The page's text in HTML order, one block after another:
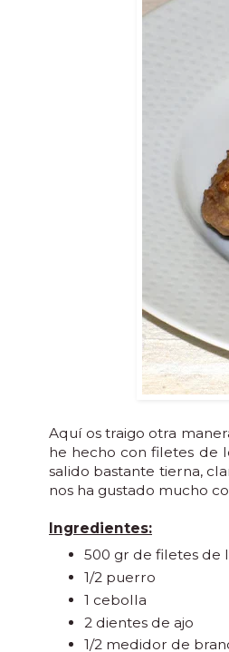
Aquí os traigo otra
he hecho con filetes de
salido bastante tierna,
nos ha gustado mucho
Ingredientes:
500 gr de filetes de
1/2 puerro
1 cebolla
2 dientes de ajo
1/2 medidor de